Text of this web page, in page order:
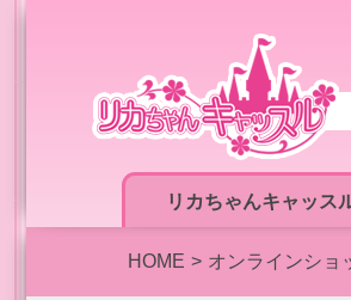
リカちゃんキャッス
HOME オンラインショ